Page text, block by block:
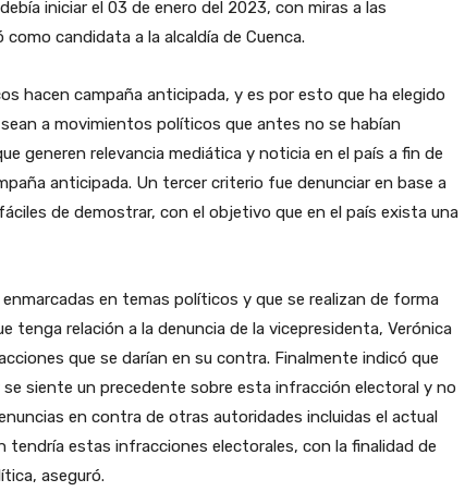
iniciar el 03 de enero del 2023, con miras a las
candidata a la alcaldía de Cuenca.
hacen campaña anticipada, y es por esto que ha elegido
a movimientos políticos que antes no se habían
generen relevancia mediática y noticia en el país a fin de
anticipada. Un tercer criterio fue denunciar en base a
de demostrar, con el objetivo que en el país exista una
en temas políticos y que se realizan de forma
tenga relación a la denuncia de la vicepresidenta, Verónica
que se darían en su contra. Finalmente indicó que
siente un precedente sobre esta infracción electoral y no
en contra de otras autoridades incluidas el actual
tendría estas infracciones electorales, con la finalidad de
aseguró.